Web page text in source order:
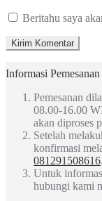
Beritahu saya
Informasi Pemesanan
Pemesanan
08.00-16.00
akan diproses
Setelah
konfirmasi
081291508616.
Untuk
hubungi kami